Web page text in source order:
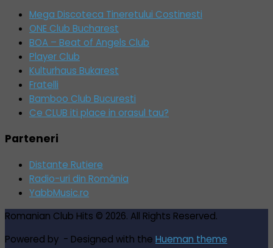
Mega Discoteca Tineretului Costinesti
ONE Club Bucharest
BOA – Beat of Angels Club
Player Club
Kulturhaus Bukarest
Fratelli
Bamboo Club Bucuresti
Ce CLUB iti place in orasul tau?
Parteneri
Distante Rutiere
Radio-uri din România
YabbMusic.ro
Romanian Club Hits © 2026. All Rights Reserved.
Powered by - Designed with the Hueman theme